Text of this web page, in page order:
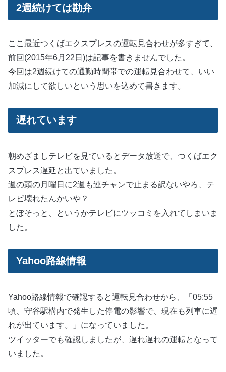
2週続けては勘弁
ここ最近つくばエクスプレスの運転見合わせが多すぎて、
前回(2015年6月22日)は記事を書きませんでした。
今回は2週続けての通勤時間帯での運転見合わせて、いい
加減にして欲しいという思いを込めて書きます。
遅れています
朝めざましテレビを見ているとデータ放送で、つくばエク
スプレス遅延と出ていました。
週の頭の月曜日に2週も連チャンで止まる訳ないやろ、テ
レビ壊れたんかいや？
とぼそっと、というかテレビにツッコミを入れてしまいま
した。
Yahoo路線情報
Yahoo路線情報で確認すると運転見合わせから、「05:55
頃、守谷駅構内で発生した停電の影響で、現在も列車に遅
れが出ています。」になっていました。
ツイッターでも確認しましたが、遅れ遅れの運転となって
いました。